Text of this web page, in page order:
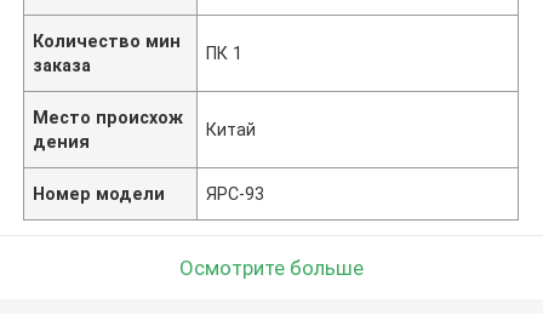
Количество мин
заказа
ПК 1
Место происхож
дения
Китай
Номер модели ЯРС-93
Осмотрите больше